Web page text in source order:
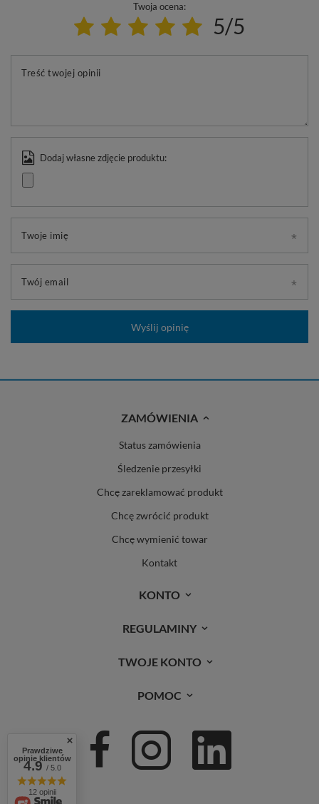
Twoja ocena:
5/5
Treść twojej opinii
Dodaj własne zdjęcie produktu:
Twoje imię
Twój email
Wyślij opinię
ZAMÓWIENIA
Status zamówienia
Śledzenie przesyłki
Chcę zareklamować produkt
Chcę zwrócić produkt
Chcę wymienić towar
Kontakt
KONTO
REGULAMINY
TWOJE KONTO
POMOC
Prawdziwe
opinie klientów
4.9/ 5.0
12 opinii